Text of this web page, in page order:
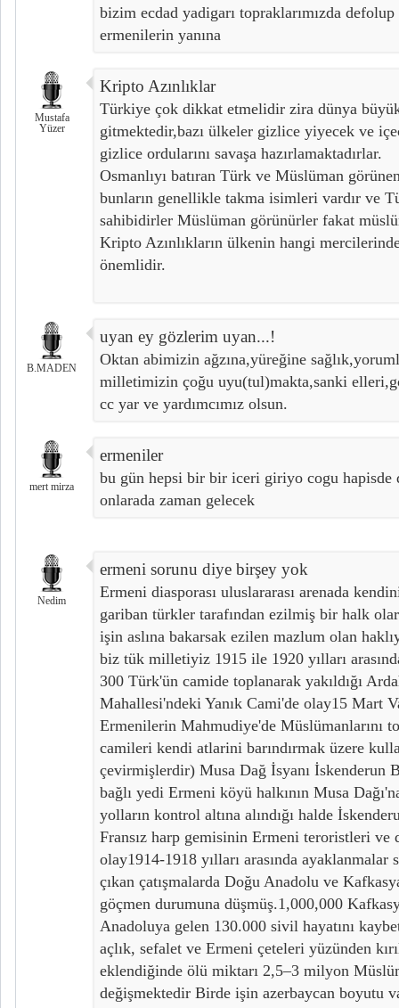
bizim ecdad yadigarı topraklarımızda
ermenilerin yanına
Mustafa
Yüzer
Kripto Azınlıklar
Türkiye çok dikkat etmelidir zira dünya
gitmektedir,bazı ülkeler gizlice yiyecek ve
gizlice ordularını savaşa hazırlamaktadırlar.
Osmanlıyı batıran Türk ve Müslüman
bunların genellikle takma isimleri vardır ve
sahibidirler Müslüman görünürler fakat
Kripto Azınlıkların ülkenin hangi
önemlidir.
B.MADEN
uyan ey gözlerim uyan...!
Oktan abimizin ağzına,yüreğine
milletimizin çoğu uyu(tul)makta,sanki
cc yar ve yardımcımız olsun.
mert mirza
ermeniler
bu gün hepsi bir bir iceri giriyo cogu hapisde
onlarada zaman gelecek
Nedim
ermeni sorunu diye birşey yok
Ermeni diasporası uluslararası arenada
gariban türkler tarafından ezilmiş bir halk
işin aslına bakarsak ezilen mazlum olan
biz tük milletiyiz 1915 ile 1920 yılları
300 Türk'ün camide toplanarak yakıldığı
Mahallesi'ndeki Yanık Cami'de olay15 Mart
Ermenilerin Mahmudiye'de Müslümanlarını
camileri kendi atlarini barındırmak üzere
çevirmişlerdir) Musa Dağ İsyanı İskenderun
bağlı yedi Ermeni köyü halkının Musa
yolların kontrol altına alındığı halde
Fransız harp gemisinin Ermeni teroristleri ve
olay1914-1918 yılları arasında ayaklanmalar
çıkan çatışmalarda Doğu Anadolu ve
göçmen durumuna düşmüş.1,000,000
Anadoluya gelen 130.000 sivil hayatını
açlık, sefalet ve Ermeni çeteleri yüzünden
eklendiğinde ölü miktarı 2,5–3 milyon
değişmektedir Birde işin azerbaycan boyutu